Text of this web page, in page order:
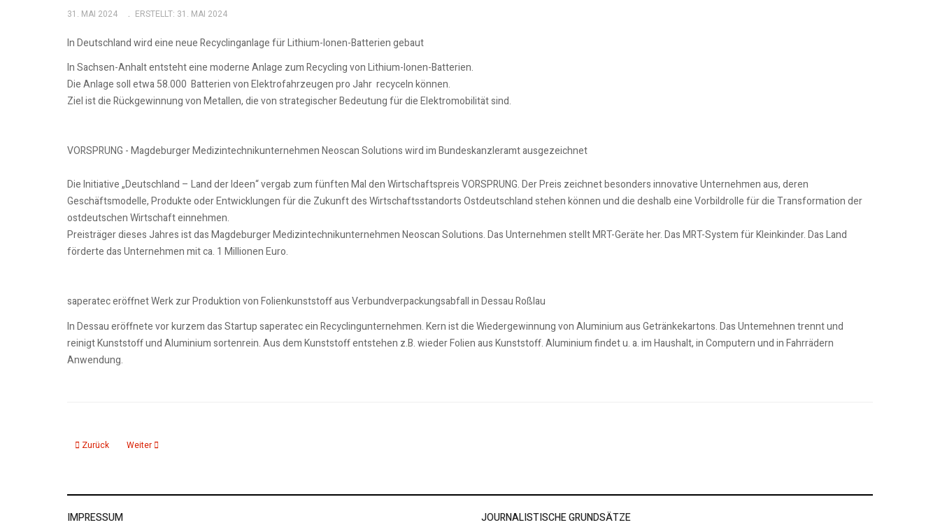
31. MAI 2024 ERSTELLT: 31. MAI 2024
In Deutschland wird eine neue Recyclinganlage für Lithium-Ionen-Batterien gebaut
In Sachsen-Anhalt entsteht eine moderne Anlage zum Recycling von Lithium-Ionen-Batterien.
Die Anlage soll etwa 58.000 Batterien von Elektrofahrzeugen pro Jahr recyceln können.
Ziel ist die Rückgewinnung von Metallen, die von strategischer Bedeutung für die Elektromobilität sind.
VORSPRUNG - Magdeburger Medizintechnikunternehmen Neoscan Solutions wird im Bundeskanzleramt ausgezeichnet
Die Initiative „Deutschland – Land der Ideen“ vergab zum fünften Mal den Wirtschaftspreis VORSPRUNG. Der Preis zeichnet besonders innovative Unternehmen aus, deren
Geschäftsmodelle, Produkte oder Entwicklungen für die Zukunft des Wirtschaftsstandorts Ostdeutschland stehen können und die deshalb eine Vorbildrolle für die Transformation der
ostdeutschen Wirtschaft einnehmen.
Preisträger dieses Jahres ist das Magdeburger Medizintechnikunternehmen Neoscan Solutions. Das Unternehmen stellt MRT-Geräte her. Das MRT-System für Kleinkinder. Das Land
förderte das Unternehmen mit ca. 1 Millionen Euro.
saperatec eröffnet Werk zur Produktion von Folienkunststoff aus Verbundverpackungsabfall in Dessau Roßlau
In Dessau eröffnete vor kurzem das Startup saperatec ein Recyclingunternehmen. Kern ist die Wiedergewinnung von Aluminium aus Getränkekartons. Das Untemehnen trennt und
reinigt Kunststoff und Aluminium sortenrein. Aus dem Kunststoff entstehen z.B. wieder Folien aus Kunststoff. Aluminium findet u. a. im Haushalt, in Computern und in Fahrrädern
Anwendung.
Vorheriger Beitrag: Blaulichttag auf dem Alten Markt, 150 Jahre Feuerwehr Magdeburg
Zurück Nächster Beitrag: Bundesweite Aktionswoche zum Internationalen Hurentag
Weiter
IMPRESSUM
JOURNALISTISCHE GRUNDSÄTZE